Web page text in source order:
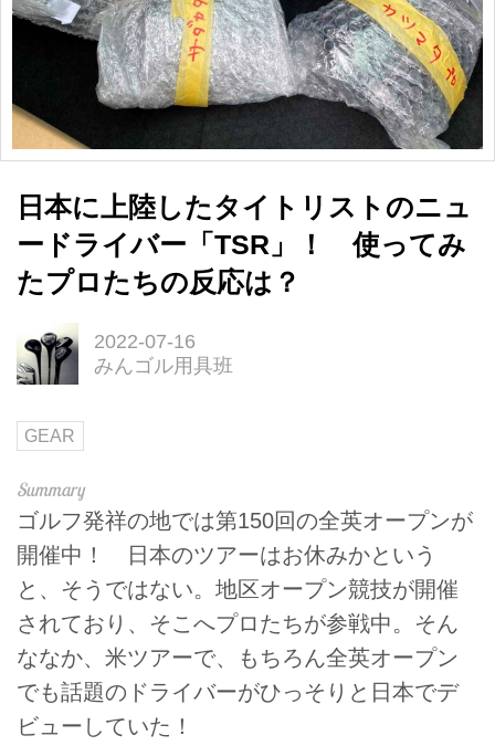
日本に上陸したタイトリストのニュ
ードライバー「TSR」！ 使ってみ
たプロたちの反応は？
2022-07-16
みんゴル用具班
GEAR
ゴルフ発祥の地では第150回の全英オープンが
開催中！ 日本のツアーはお休みかという
と、そうではない。地区オープン競技が開催
されており、そこへプロたちが参戦中。そん
ななか、米ツアーで、もちろん全英オープン
でも話題のドライバーがひっそりと日本でデ
ビューしていた！